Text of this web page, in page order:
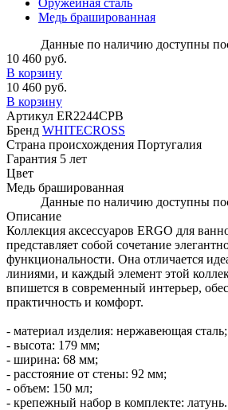
Медь брашированная
Данные по наличию доступны
10 460 руб.
В корзину
10 460 руб.
В корзину
Артикул ER2244CPB
Бренд WHITECROSS
Страна происхождения Португалия
Гарантия 5 лет
Цвет
Медь брашированная
Данные по наличию доступны
Описание
Коллекция аксессуаров ERGO для
представляет собой сочетание
функциональности. Она отличается
линиями, и каждый элемент этой
впишется в современный интерьер,
практичность и комфорт.
- материал изделия: нержавеющая сталь;
- высота: 179 мм;
- ширина: 68 мм;
- расстояние от стены: 92 мм;
- объем: 150 мл;
- крепежный набор в комплекте: латунь.